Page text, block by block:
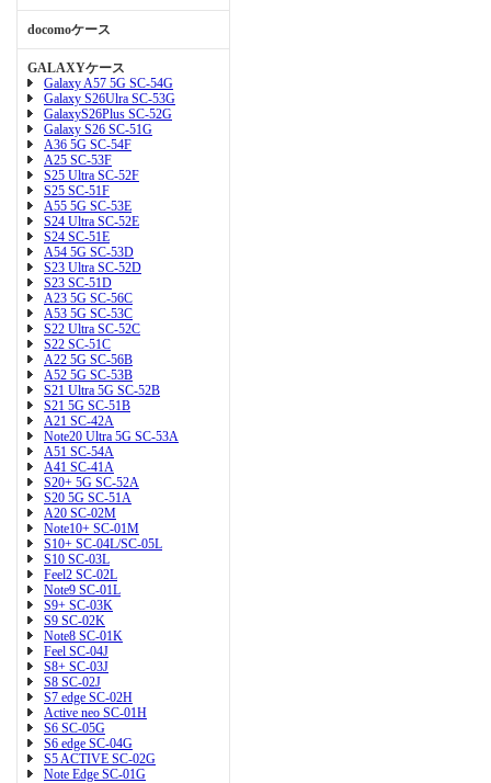
docomoケース
GALAXYケース
Galaxy A57 5G SC-54G
Galaxy S26Ulra SC-53G
GalaxyS26Plus SC-52G
Galaxy S26 SC-51G
A36 5G SC-54F
A25 SC-53F
S25 Ultra SC-52F
S25 SC-51F
A55 5G SC-53E
S24 Ultra SC-52E
S24 SC-51E
A54 5G SC-53D
S23 Ultra SC-52D
S23 SC-51D
A23 5G SC-56C
A53 5G SC-53C
S22 Ultra SC-52C
S22 SC-51C
A22 5G SC-56B
A52 5G SC-53B
S21 Ultra 5G SC-52B
S21 5G SC-51B
A21 SC-42A
Note20 Ultra 5G SC-53A
A51 SC-54A
A41 SC-41A
S20+ 5G SC-52A
S20 5G SC-51A
A20 SC-02M
Note10+ SC-01M
S10+ SC-04L/SC-05L
S10 SC-03L
Feel2 SC-02L
Note9 SC-01L
S9+ SC-03K
S9 SC-02K
Note8 SC-01K
Feel SC-04J
S8+ SC-03J
S8 SC-02J
S7 edge SC-02H
Active neo SC-01H
S6 SC-05G
S6 edge SC-04G
S5 ACTIVE SC-02G
Note Edge SC-01G